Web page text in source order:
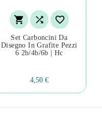
  
Set Carboncini Da
Disegno In Grafite Pezzi
6 2b/4b/6b | Hc
4,50 €